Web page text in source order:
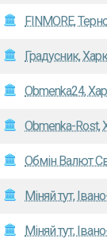
FINMORE,
Градусник,
Оbmenka24,
Obmenka-Rost,
Обмін Валют
Міняй тут,
Міняй тут,